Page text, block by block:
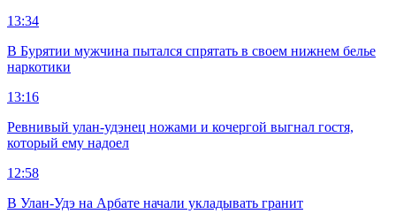
13:34
В Бурятии мужчина пытался спрятать в своем нижнем белье
наркотики
13:16
Ревнивый улан-удэнец ножами и кочергой выгнал гостя,
который ему надоел
12:58
В Улан-Удэ на Арбате начали укладывать гранит